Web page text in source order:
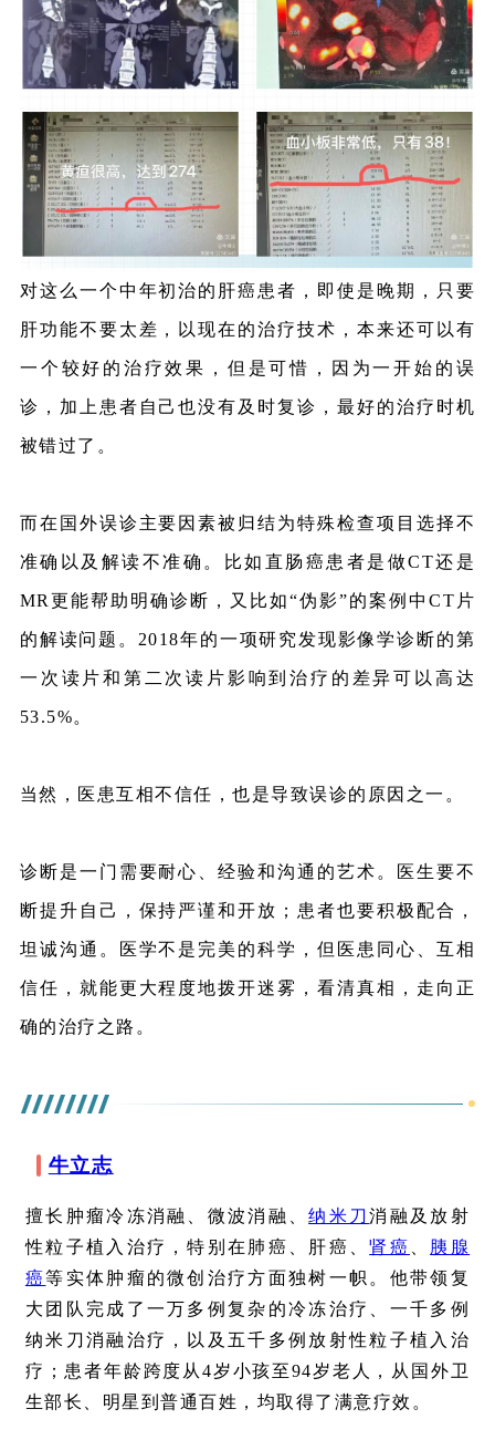
对这么一个中年初治的肝癌患者，即使是晚期，只要
肝功能不要太差，以现在的治疗技术，本来还可以有
一个较好的治疗效果，但是可惜，因为一开始的误
诊，加上患者自己也没有及时复诊，最好的治疗时机
被错过了。
而在国外误诊主要因素被归结为特殊检查项目选择不
准确以及解读不准确。比如直肠癌患者是做CT还是
MR更能帮助明确诊断，又比如“伪影”的案例中CT片
的解读问题。2018年的一项研究发现影像学诊断的第
一次读片和第二次读片影响到治疗的差异可以高达
53.5%。
当然，医患互相不信任，也是导致误诊的原因之一。
诊断是一门需要耐心、经验和沟通的艺术。医生要不
断提升自己，保持严谨和开放；患者也要积极配合，
坦诚沟通。医学不是完美的科学，但医患同心、互相
信任，就能更大程度地拨开迷雾，看清真相，走向正
确的治疗之路。
牛立志
擅长肿瘤冷冻消融、微波消融、纳米刀消融及放射
性粒子植入治疗，特别在肺癌、肝癌、肾癌
胰腺
癌等实体肿瘤的微创治疗方面独树一帜。他带领复
大团队完成了一万多例复杂的冷冻治疗、一千多例
纳米刀消融治疗，以及五千多例放射性粒子植入治
疗；患者年龄跨度从4岁小孩至94岁老人，从国外卫
生部长、明星到普通百姓，均取得了满意疗效。